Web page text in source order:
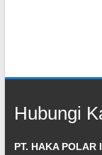
Hubungi
PT. HAKA POLAR